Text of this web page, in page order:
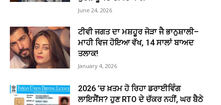
June 24, 2026
ਟੀਵੀ ਜਗਤ ਦਾ ਮਸ਼ਹੂਰ ਜੋੜਾ ਜੈ ਭਾਨੁਸ਼ਾਲੀ–
ਮਾਹੀ ਵਿਜ ਹੋਇਆ ਵੱਖ, 14 ਸਾਲਾਂ ਬਾਅਦ
ਤਲਾਕ!
January 4, 2026
2026 ’ਚ ਖ਼ਤਮ ਹੋ ਰਿਹਾ ਡਰਾਈਵਿੰਗ
ਲਾਇਸੈਂਸ? ਹੁਣ RTO ਦੇ ਚੱਕਰ ਨਹੀਂ, ਘਰ ਬੈਠੇ